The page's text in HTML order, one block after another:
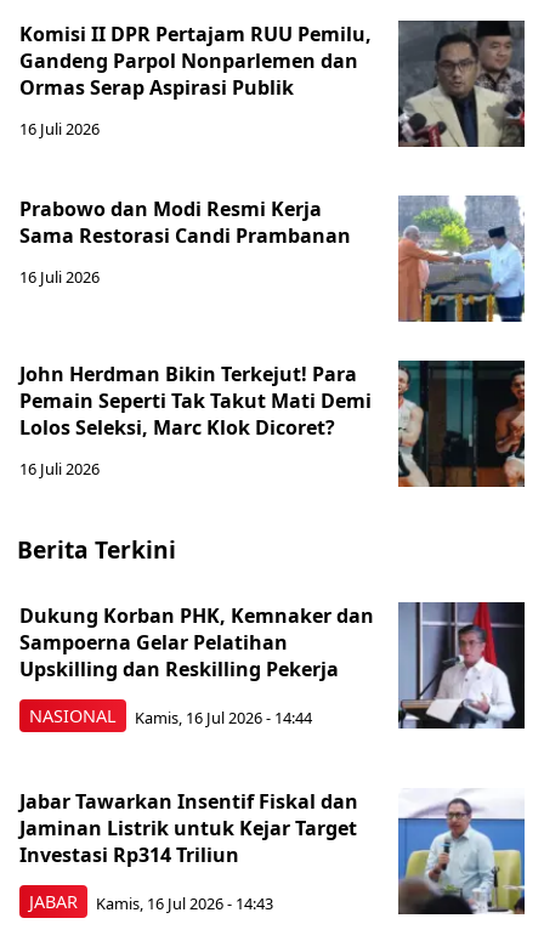
Komisi II DPR Pertajam RUU Pemilu,
Gandeng Parpol Nonparlemen dan
Ormas Serap Aspirasi Publik
16 Juli 2026
Prabowo dan Modi Resmi Kerja
Sama Restorasi Candi Prambanan
16 Juli 2026
John Herdman Bikin Terkejut! Para
Pemain Seperti Tak Takut Mati Demi
Lolos Seleksi, Marc Klok Dicoret?
16 Juli 2026
Berita Terkini
NASIONAL
Dukung Korban PHK, Kemnaker dan
Sampoerna Gelar Pelatihan
Upskilling dan Reskilling Pekerja
Kamis, 16 Jul 2026 - 14:44
JABAR
Jabar Tawarkan Insentif Fiskal dan
Jaminan Listrik untuk Kejar Target
Investasi Rp314 Triliun
Kamis, 16 Jul 2026 - 14:43